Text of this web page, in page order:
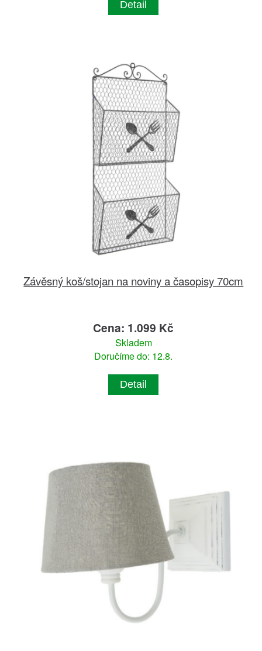
Detail
Závěsný koš/stojan na noviny a časopisy 70cm
Cena: 1.099 Kč
Skladem
Doručíme do: 12.8.
Detail